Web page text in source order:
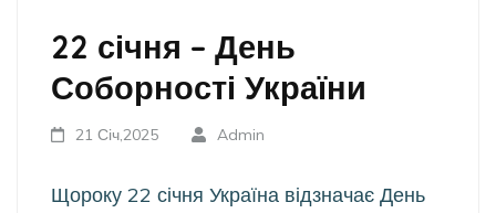
22 січня – День
Соборності України
21 Січ,2025 Admin
Щороку 22 січня Україна відзначає День